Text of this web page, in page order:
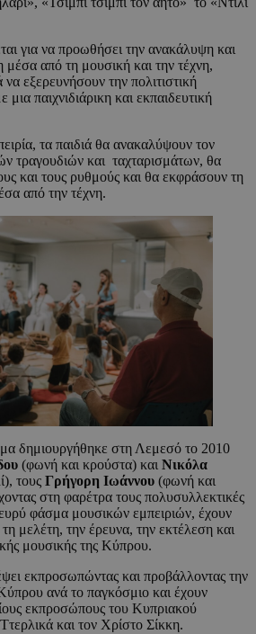
για να προωθήσει την ανακάλυψη και
μέσα από τη μουσική και την τέχνη,
να εξερευνήσουν την πολιτιστική
παιχνιδιάρικη και εκπαιδευτική
τα παιδιά θα ανακαλύψουν τον
τραγουδιών και ταχταρισμάτων, θα
και τους ρυθμούς και θα εκφράσουν τη
από την τέχνη.
δημιουργήθηκε στη Λεμεσό το 2010
(φωνή και κρούστα) και Νικόλα
τους Γρήγορη Ιωάννου (φωνή και
στη φαρέτρα τους πολυσυλλεκτικές
φάσμα μουσικών εμπειριών, έχουν
μελέτη, την έρευνα, την εκτέλεση και
μουσικής της Κύπρου.
εκπροσωπώντας και προβάλλοντας την
ανά το παγκόσμιο και έχουν
εκπροσώπους του Κυπριακού
και τον Χρίστο Σίκκη.